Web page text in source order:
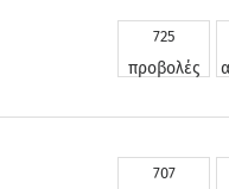
725
προβολές
707